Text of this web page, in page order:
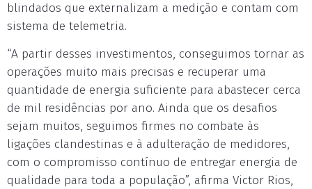
blindados que externalizam a medição e contam com
sistema de telemetria.
“A partir desses investimentos, conseguimos tornar as
operações muito mais precisas e recuperar uma
quantidade de energia suficiente para abastecer cerca
de mil residências por ano. Ainda que os desafios
sejam muitos, seguimos firmes no combate às
ligações clandestinas e à adulteração de medidores,
com o compromisso contínuo de entregar energia de
qualidade para toda a população”, afirma Victor Rios,